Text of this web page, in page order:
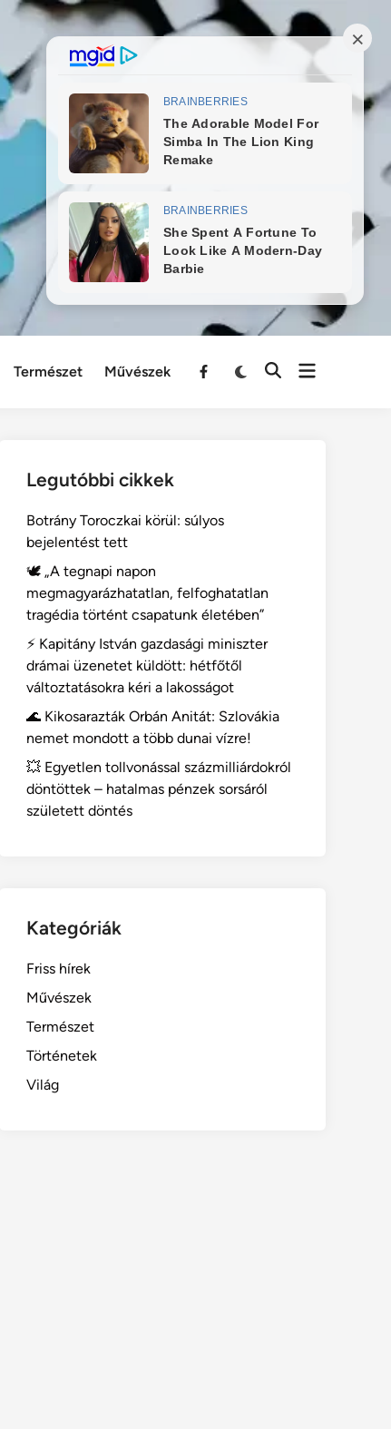
Természet Művészek
Menu
Legutóbbi cikkek
Botrány Toroczkai körül: súlyos
bejelentést tett
🕊️ „A tegnapi napon
megmagyarázhatatlan, felfoghatatlan
tragédia történt csapatunk életében”
⚡ Kapitány István gazdasági miniszter
drámai üzenetet küldött: hétfőtől
változtatásokra kéri a lakosságot
🌊 Kikosarazták Orbán Anitát: Szlovákia
nemet mondott a több dunai vízre!
💥 Egyetlen tollvonással százmilliárdokról
döntöttek – hatalmas pénzek sorsáról
született döntés
Kategóriák
Friss hírek
Művészek
Természet
Történetek
Világ